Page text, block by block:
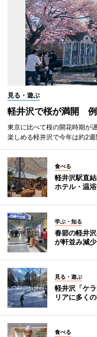
見る・遊ぶ
軽井沢で桜が満開
東京に比べて桜の開花時期が
楽しめる軽井沢で今年は約2週
食べる
軽井沢駅直
ホテル・温
学ぶ・知る
春節の軽井
が軒並み減
見る・遊ぶ
軽井沢「ケ
リアに多く
食べる